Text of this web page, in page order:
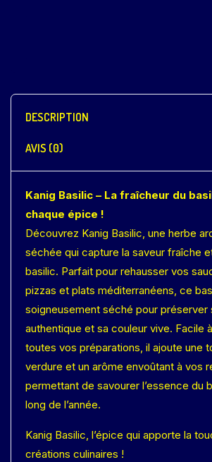
DESCRIPTION
AVIS (0)
Kanig Basilic – La fraîcheur du
chaque épice !
Découvrez Kanig Basilic, une herbe
séchée qui capture la saveur fraîche
basilic. Parfait pour rehausser vos
pizzas et plats méditerranéens, ce
soigneusement séché pour préserver
authentique et sa couleur vive. Facile
toutes vos préparations, il ajoute une
verdure et un arôme envoûtant à vos
permettant de savourer l’essence du
long de l’année.
Kanig Basilic, l’épice qui apporte la
créations culinaires !